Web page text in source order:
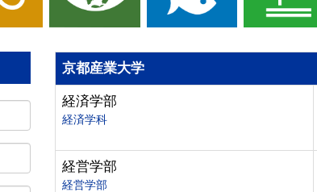
京都産業大学
経済学部
経済学科
経営学部
経営学部